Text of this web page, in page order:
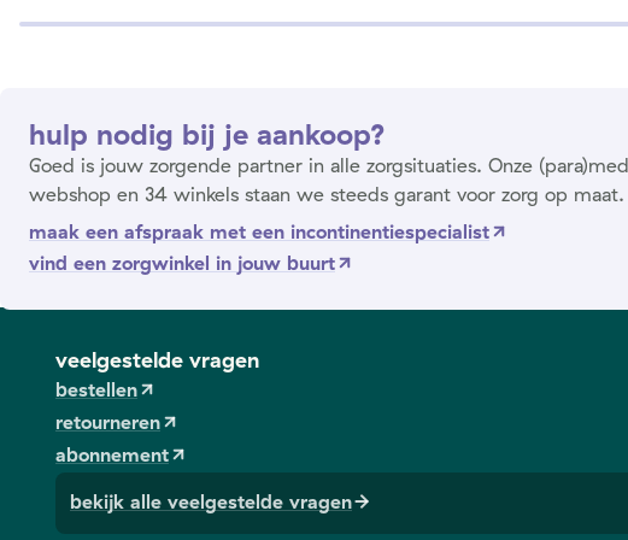
hulp nodig bij je aankoop?
Goed is jouw zorgende partner in alle zorgsituaties. Onze
webshop en 34 winkels staan we steeds garant voor zorg op maat.
maak een afspraak met een incontinentiespecialist
vind een zorgwinkel in jouw buurt
veelgestelde vragen
bestellen
retourneren
abonnement
bekijk alle veelgestelde vragen